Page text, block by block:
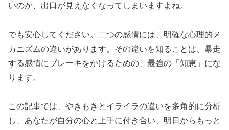
いのか、出口が見えなくなってしまいますよね。
でも安心してください。二つの感情には、明確な心理的メ
カニズムの違いがあります。その違いを知ることは、暴走
する感情にブレーキをかけるための、最強の「知恵」にな
ります。
この記事では、やきもきとイライラの違いを多角的に分析
し、あなたが自分の心と上手に付き合い、明日からもっと